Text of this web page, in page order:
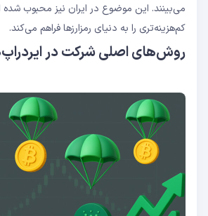
می‌بینند. این موضوع در ایران نیز محبوب شده
کم‌هزینه‌تری را به دنیای رمزارزها فراهم می‌کند.
روش‌های اصلی شرکت در